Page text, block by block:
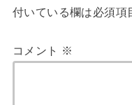
付いている欄は必須項
コメント ※